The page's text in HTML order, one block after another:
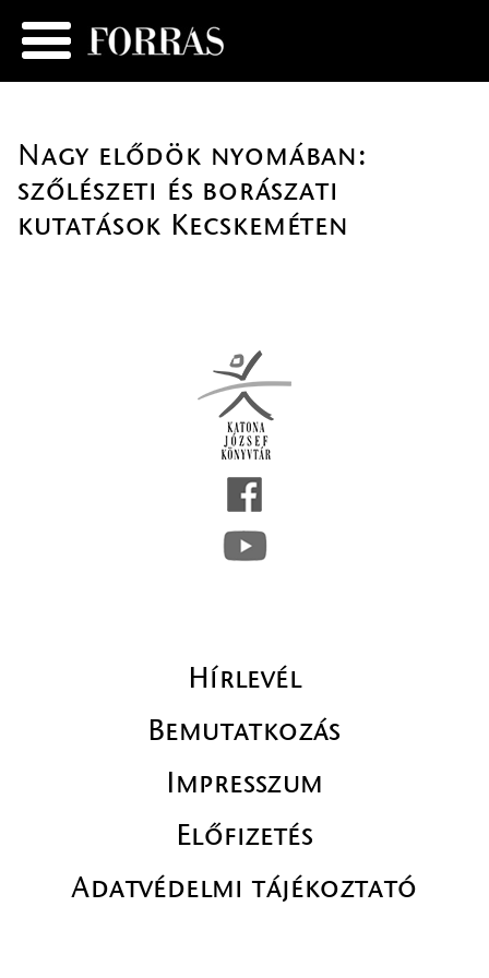
Nagy elődök nyomában:
szőlészeti és borászati
kutatások Kecskeméten
Hírlevél
Bemutatkozás
Impresszum
Előfizetés
Adatvédelmi tájékoztató